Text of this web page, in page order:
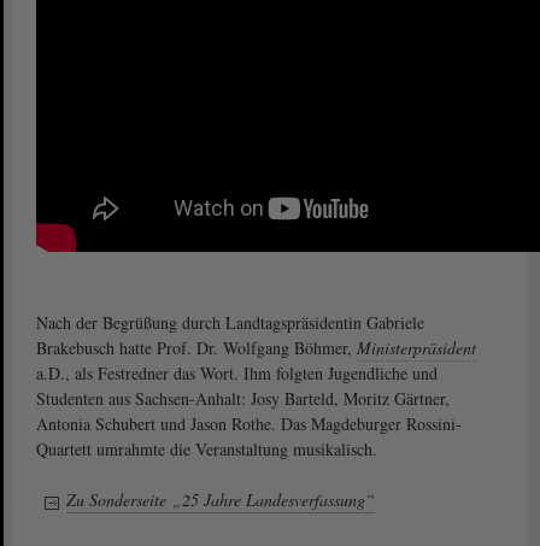
Nach der Begrüßung durch Landtagspräsidentin Gabriele
Brakebusch hatte Prof. Dr. Wolfgang Böhmer, Ministerpräsident
a.D., als Festredner das Wort. Ihm folgten Jugendliche und
Studenten aus Sachsen-Anhalt: Josy Barteld, Moritz Gärtner,
Antonia Schubert und Jason Rothe. Das Magdeburger Rossini-
Quartett umrahmte die Veranstaltung musikalisch.
Zu Sonderseite „25 Jahre Landesverfassung“